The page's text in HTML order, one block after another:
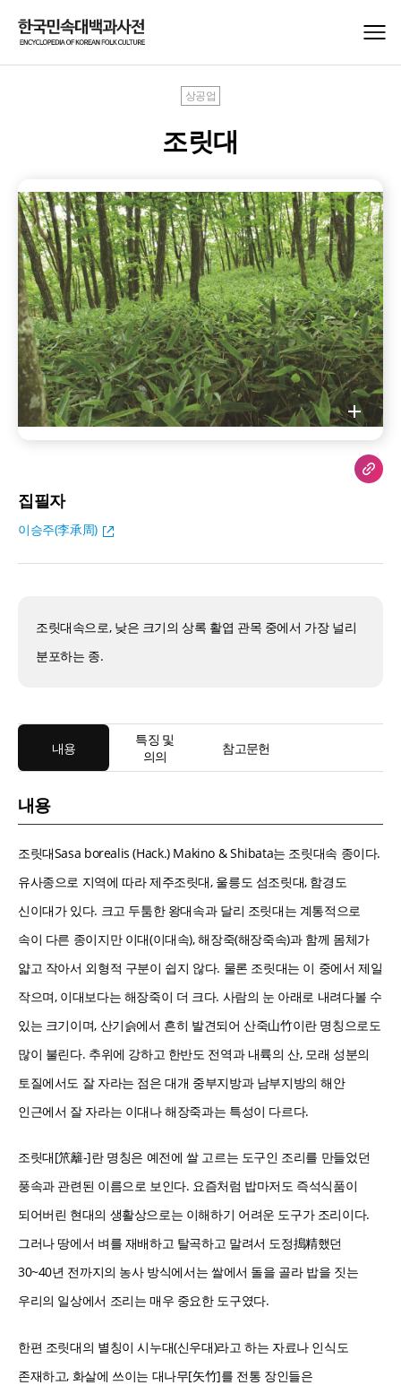
상공업
조릿대
집필자
이승주(李承周)
조릿대속으로, 낮은 크기의 상록 활엽 관목 중에서 가장 널리
분포하는 종.
내용
특징 및
의의
참고문헌
내용
조릿대Sasa borealis (Hack.) Makino & Shibata는 조릿대속 종이다.
유사종으로 지역에 따라 제주조릿대, 울릉도 섬조릿대, 함경도
신이대가 있다. 크고 두툼한 왕대속과 달리 조릿대는 계통적으로
속이 다른 종이지만 이대(이대속), 해장죽(해장죽속)과 함께 몸체가
얇고 작아서 외형적 구분이 쉽지 않다. 물론 조릿대는 이 중에서 제일
작으며, 이대보다는 해장죽이 더 크다. 사람의 눈 아래로 내려다볼 수
있는 크기이며, 산기슭에서 흔히 발견되어 산죽山竹이란 명칭으로도
많이 불린다. 추위에 강하고 한반도 전역과 내륙의 산, 모래 성분의
토질에서도 잘 자라는 점은 대개 중부지방과 남부지방의 해안
인근에서 잘 자라는 이대나 해장죽과는 특성이 다르다.
조릿대[笊籬-]란 명칭은 예전에 쌀 고르는 도구인 조리를 만들었던
풍속과 관련된 이름으로 보인다. 요즘처럼 밥마저도 즉석식품이
되어버린 현대의 생활상으로는 이해하기 어려운 도구가 조리이다.
그러나 땅에서 벼를 재배하고 탈곡하고 말려서 도정搗精했던
30~40년 전까지의 농사 방식에서는 쌀에서 돌을 골라 밥을 짓는
우리의 일상에서 조리는 매우 중요한 도구였다.
한편 조릿대의 별칭이 시누대(신우대)라고 하는 자료나 인식도
존재하고, 화살에 쓰이는 대나무[矢竹]를 전통 장인들은